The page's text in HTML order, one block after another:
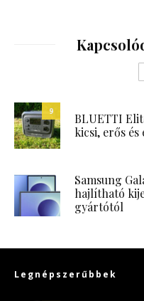
9
BLUETTI
kicsi, erős
Samsung
hajlítható
gyártótól
Legnépszerűbbek